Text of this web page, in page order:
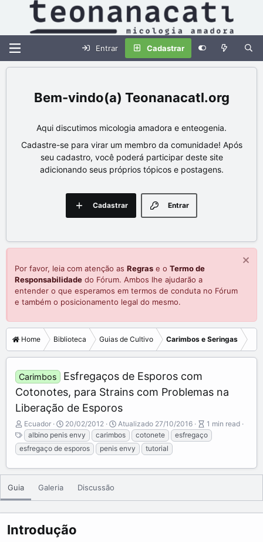
Entrar Cadastrar
Teonanacatl.org
Aqui discutimos micologia amadora e enteogenia.
Cadastre-se para virar um membro da comunidade! Após
seu cadastro, você poderá participar deste site
adicionando seus próprios tópicos e postagens.
Entrar
Cadastrar
Por favor, leia com atenção as Regras e o Termo de
Responsabilidade do Fórum. Ambos lhe ajudarão a
entender o que esperamos em termos de conduta no Fórum
e também o posicionamento legal do mesmo.
Home Biblioteca Guias de Cultivo Carimbos e Seringas
Carimbos
Esfregaços de Esporos com
Cotonotes, para Strains com Problemas na
Liberação de Esporos
A
u
t
o
Ecuador
P
u
b
l
s
e
20/02/2012 Atualizado 27/10/2016
A
r
t
l
1 min read
T
a
g
albino penis envy carimbos cotonete
esfregaço
esfregaço de esporos
penis envy tutorial
Guia Galeria Discussão
Introdução